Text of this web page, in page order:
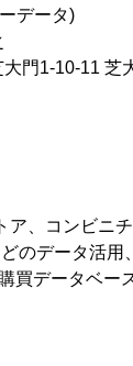
データ)
門1-10-11 芝
、コンビニ
のデータ活
買データベ